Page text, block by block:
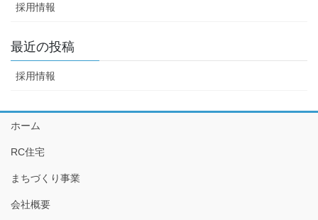
採用情報
最近の投稿
採用情報
ホーム
RC住宅
まちづくり事業
会社概要